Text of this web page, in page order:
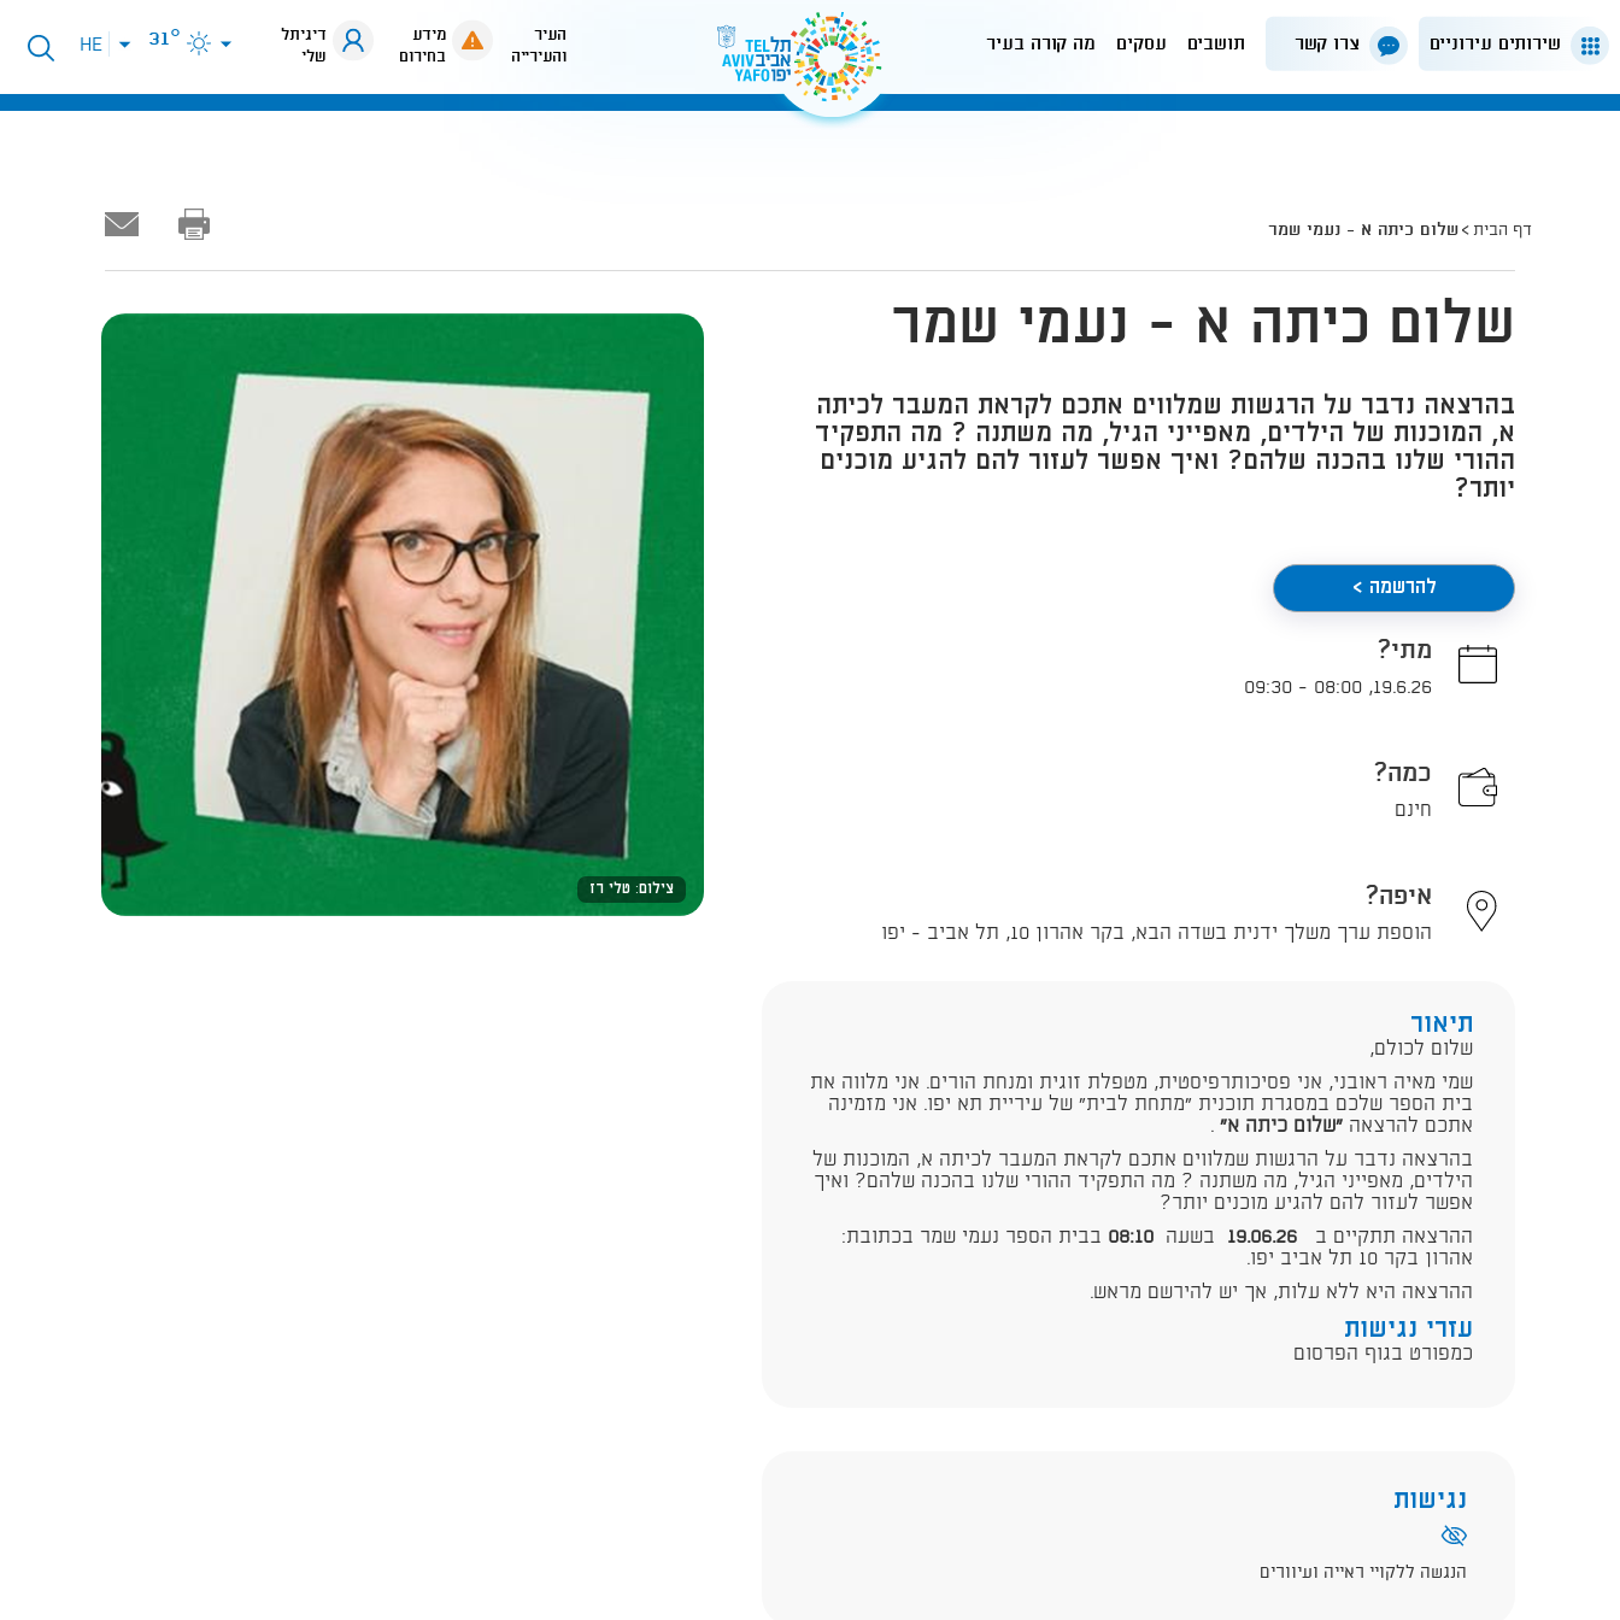
שירותים עירוניים צרו קשר תושבים עסקים מה קורה בעיר
העיר
והעירייה
מידע
בחירום
דיגיתל
שלי
31°
פתיחת
תפריט
HE
דף הבית שלום כיתה א - נעמי שמר
צילום: טלי רז
שלום כיתה א - נעמי שמר
בהרצאה נדבר על הרגשות שמלווים אתכם לקראת המעבר לכיתה
א, המוכנות של הילדים, מאפייני הגיל, מה משתנה ? מה התפקיד
ההורי שלנו בהכנה שלהם? ואיך אפשר לעזור להם להגיע מוכנים
יותר?
להרשמה >
מתי?
19.6.26
,
08:00
-
09:30
כמה?
חינם
איפה?
הוספת ערך משלך ידנית בשדה הבא, בקר אהרון 10, תל אביב - יפו
תיאור
שלום לכולם,
שמי מאיה ראובני, אני פסיכותרפיסטית, מטפלת זוגית ומנחת הורים. אני מלווה את
בית הספר שלכם במסגרת תוכנית "מתחת לבית" של עיריית תא יפו. אני מזמינה
אתכם להרצאה "שלום כיתה א" .
בהרצאה נדבר על הרגשות שמלווים אתכם לקראת המעבר לכיתה א, המוכנות של
הילדים, מאפייני הגיל, מה משתנה ? מה התפקיד ההורי שלנו בהכנה שלהם? ואיך
אפשר לעזור להם להגיע מוכנים יותר?
ההרצאה תתקיים ב 19.06.26 בשעה 08:10
בבית הספר נעמי שמר בכתובת:
אהרון בקר 10 תל אביב יפו.
ההרצאה היא ללא עלות, אך יש להירשם מראש.
עזרי נגישות
כמפורט בגוף הפרסום
נגישות
הנגשה ללקויי ראייה ועיוורים